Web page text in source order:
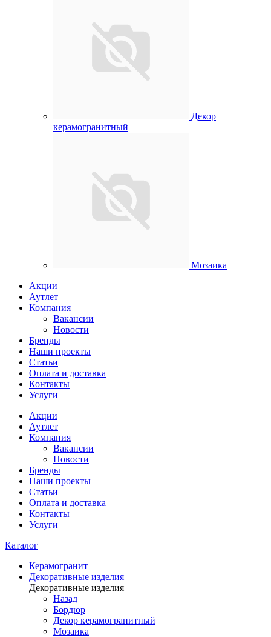
Декор
керамогранитный
Мозаика
Акции
Аутлет
Компания
Вакансии
Новости
Бренды
Наши проекты
Статьи
Оплата и доставка
Контакты
Услуги
Акции
Аутлет
Компания
Вакансии
Новости
Бренды
Наши проекты
Статьи
Оплата и доставка
Контакты
Услуги
Каталог
Керамогранит
Декоративные изделия
Декоративные изделия
Назад
Бордюр
Декор керамогранитный
Мозаика